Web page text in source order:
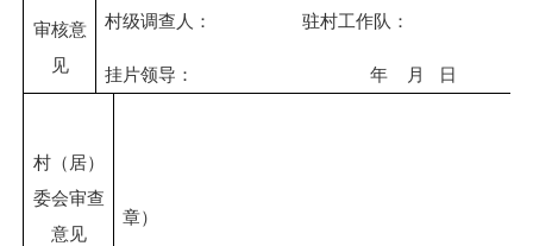
审核意
见
村级调查人： 驻村工作队：
挂片领导： 年 月 日
村（居）
委会审查
意见
章）